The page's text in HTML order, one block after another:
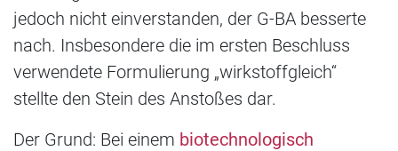
jedoch nicht einverstanden, der G-BA besserte
nach. Insbesondere die im ersten Beschluss
verwendete Formulierung „wirkstoffgleich“
stellte den Stein des Anstoßes dar.
Der Grund: Bei einem biotechnologisch